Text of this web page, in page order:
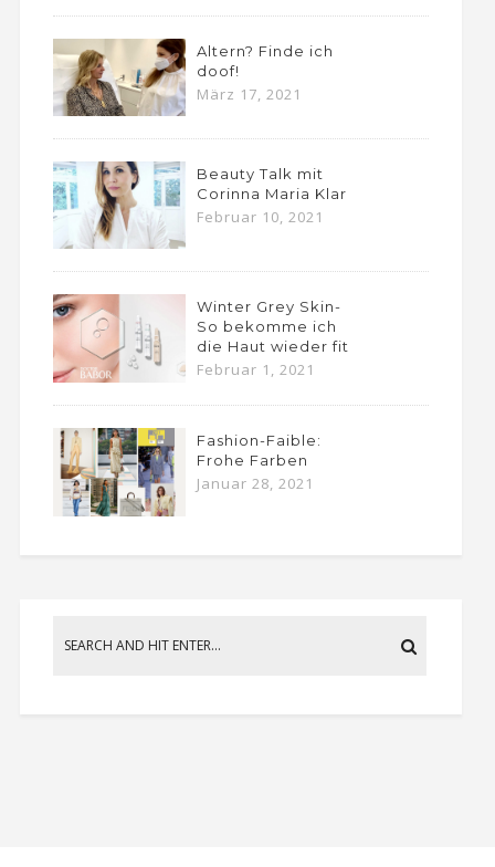
Altern? Finde ich
doof!
März 17, 2021
Beauty Talk mit
Corinna Maria Klar
Februar 10, 2021
Winter Grey Skin-
So bekomme ich
die Haut wieder fit
Februar 1, 2021
Fashion-Faible:
Frohe Farben
Januar 28, 2021